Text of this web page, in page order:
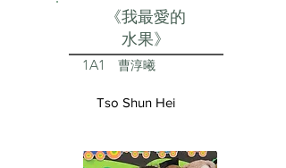
《我最愛的
水果》
1A1 曹淳曦
Tso Shun Hei